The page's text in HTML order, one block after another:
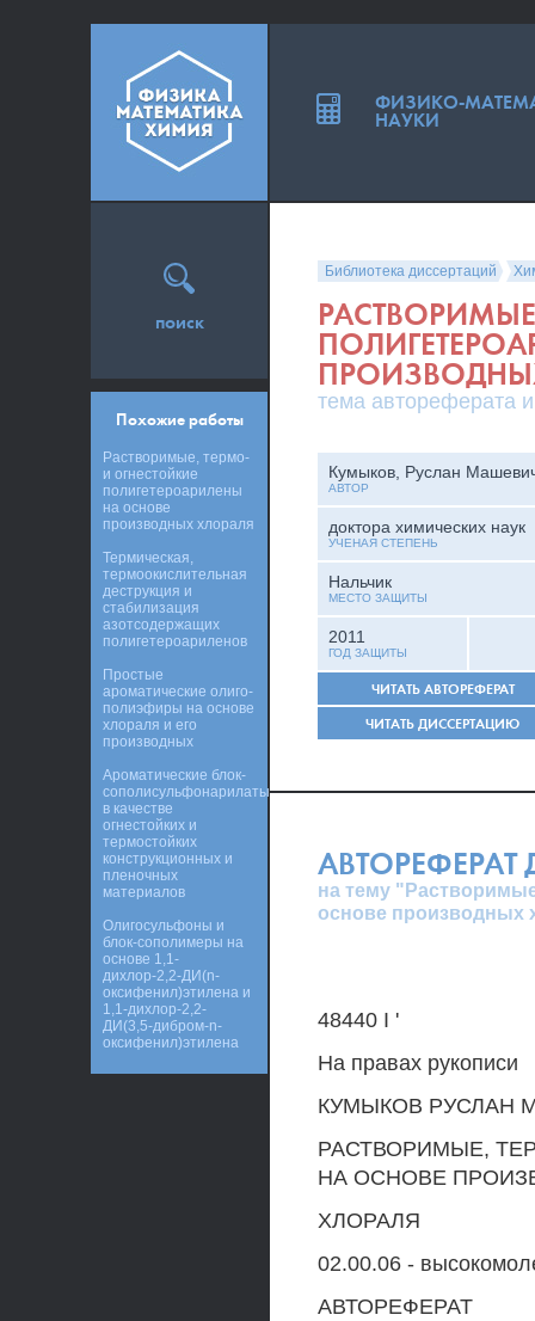
Библиотека диссертаций
тема автореферата
Кумыков, Руслан
АВТОР
доктора химических наук
УЧЕНАЯ СТЕПЕНЬ
Нальчик
МЕСТО ЗАЩИТЫ
2011
ГОД ЗАЩИТЫ
ЧИТАТЬ АВТОРЕФЕРАТ
ЧИТАТЬ ДИССЕРТАЦИЮ
АВТОРЕФЕРАТ
на тему
основе производных
48440 I '
На правах рукописи
КУМЫКОВ РУСЛАН
РАСТВОРИМЫЕ,
НА ОСНОВЕ
ХЛОРАЛЯ
02.00.06 -
АВТОРЕФЕРАТ
поиск
Похожие работы
Растворимые, термо-
и огнестойкие
полигетероарилены
на основе
производных хлораля
Термическая,
термоокислительная
деструкция и
стабилизация
азотсодержащих
полигетероариленов
Простые
ароматические олиго-
полиэфиры на основе
хлораля и его
производных
Ароматические блок-
сополисульфонарилаты
в качестве
огнестойких и
термостойких
конструкционных и
пленочных
материалов
Олигосульфоны и
блок-сополимеры на
основе 1,1-
дихлор-2,2-ДИ(n-
оксифенил)этилена и
1,1-дихлор-2,2-
ДИ(3,5-дибром-n-
оксифенил)этилена
ФИЗИКО-
НАУКИ